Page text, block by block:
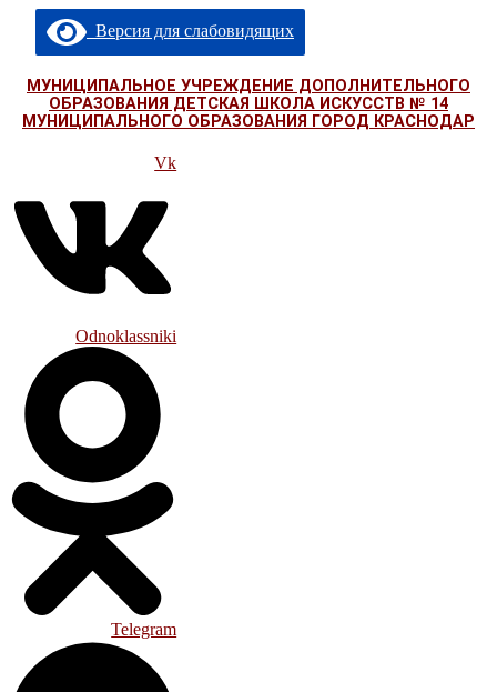
Перейти
содержимому
Версия для слабовидящих
МУНИЦИПАЛЬНОЕ УЧРЕЖДЕНИЕ ДОПОЛНИТЕЛЬНОГО
ОБРАЗОВАНИЯ ДЕТСКАЯ ШКОЛА ИСКУССТВ № 14
МУНИЦИПАЛЬНОГО ОБРАЗОВАНИЯ ГОРОД КРАСНОДАР
Vk
Odnoklassniki
Telegram